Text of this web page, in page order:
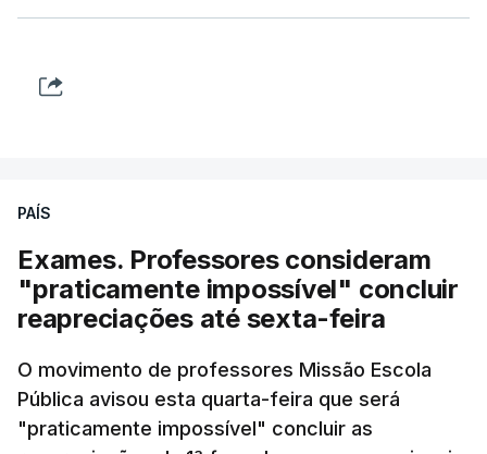
PAÍS
Exames. Professores consideram
"praticamente impossível" concluir
reapreciações até sexta-feira
O movimento de professores Missão Escola
Pública avisou esta quarta-feira que será
"praticamente impossível" concluir as